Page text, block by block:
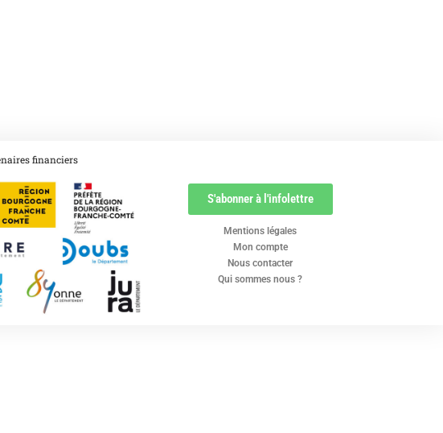
financiers
Mentions légales
Mon compte
Nous contacter
Qui sommes nous ?
S'abonner à l'infolettre